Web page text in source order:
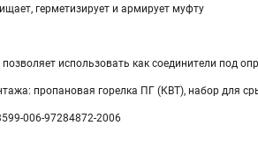
герметизирует и армирует муфту
использовать как соединители под
пропановая горелка ПГ (КВТ), набор для
006-97284872-2006